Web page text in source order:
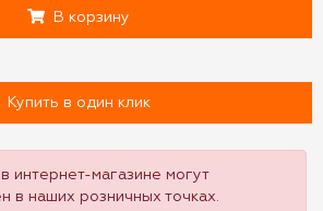
В корзину
Купить в один клик
интернет-магазине могут
в наших розничных точках.